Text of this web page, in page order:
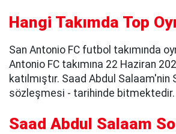
Hangi Takımda Top
San Antonio FC futbol takımında
Antonio FC takımına 22 Haziran
katılmıştır. Saad Abdul Salaam'nin
sözleşmesi - tarihinde bitmektedir.
Saad Abdul Salaam